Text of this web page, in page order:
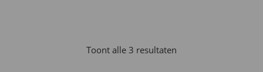
Toont alle 3 resultaten